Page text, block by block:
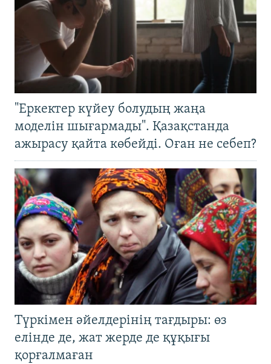
"Еркектер күйеу болудың жаңа
моделін шығармады". Қазақстанда
ажырасу қайта көбейді. Оған не себеп?
Түркімен әйелдерінің тағдыры: өз
елінде де, жат жерде де құқығы
қорғалмаған